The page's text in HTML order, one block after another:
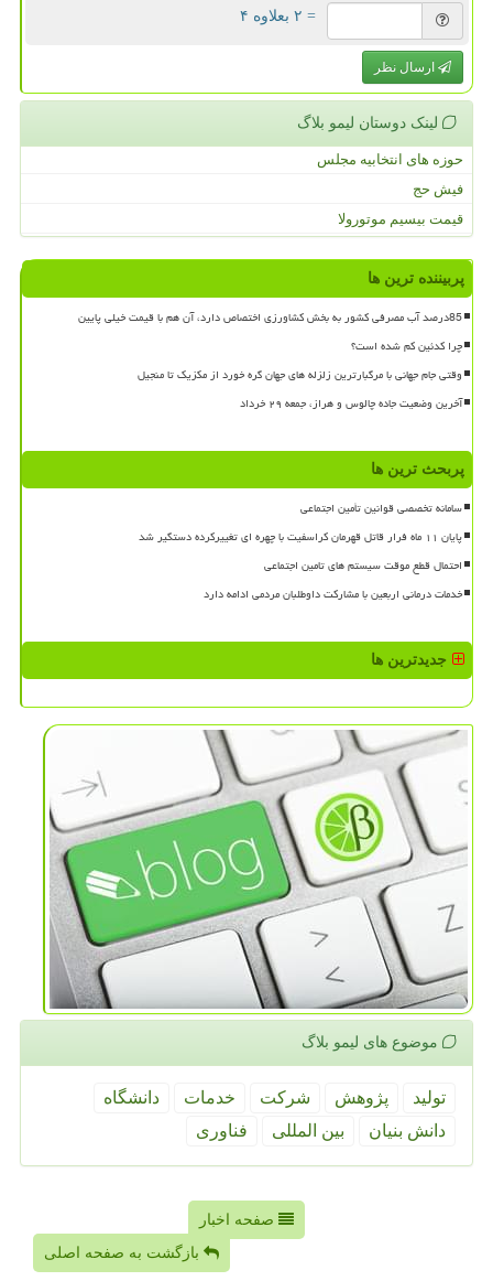
= ۲ بعلاوه ۴
ارسال نظر
لینک دوستان لیمو بلاگ
حوزه های انتخابیه مجلس
فیش حج
قیمت بیسیم موتورولا
پربیننده ترین ها
85درصد آب مصرفی کشور به بخش کشاورزی اختصاص دارد، آن هم با قیمت خیلی پایین
چرا کدئین کم شده است؟
وقتی جام جهانی با مرگبارترین زلزله های جهان گره خورد از مکزیک تا منجیل
آخرین وضعیت جاده چالوس و هراز، جمعه ۲۹ خرداد
پربحث ترین ها
سامانه تخصصی قوانین تأمین اجتماعی
پایان ۱۱ ماه فرار قاتل قهرمان کراسفیت با چهره ای تغییرکرده دستگیر شد
احتمال قطع موقت سیستم های تامین اجتماعی
خدمات درمانی اربعین با مشارکت داوطلبان مردمی ادامه دارد
جدیدترین ها
موضوع های لیمو بلاگ
تولید پژوهش شركت خدمات
دانشگاه
دانش بنیان
بین المللی فناوری
صفحه اخبار
بازگشت به صفحه اصلی